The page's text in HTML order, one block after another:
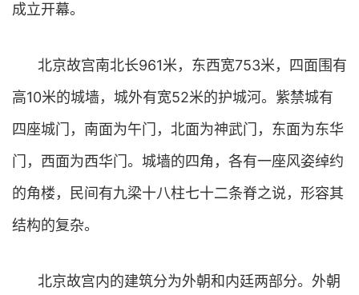
成立开幕。
北京故宫南北长961米，东西宽753米，四面围有
高10米的城墙，城外有宽52米的护城河。紫禁城有
四座城门，南面为午门，北面为神武门，东面为东华
门，西面为西华门。城墙的四角，各有一座风姿绰约
的角楼，民间有九梁十八柱七十二条脊之说，形容其
结构的复杂。
北京故宫内的建筑分为外朝和内廷两部分。外朝